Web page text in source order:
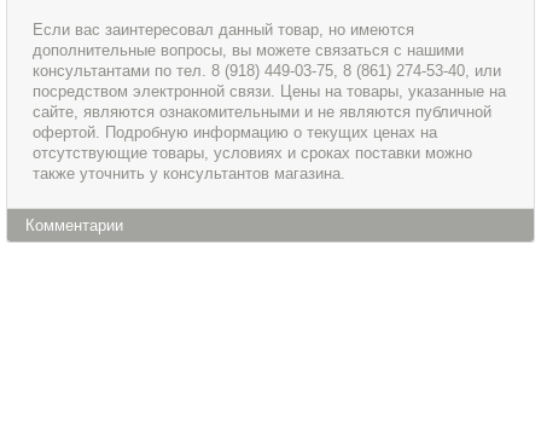
Если вас заинтересовал данный товар, но имеются
дополнительные вопросы, вы можете связаться с нашими
консультантами по тел. 8 (918) 449-03-75, 8 (861) 274-53-40, или
посредством электронной связи. Цены на товары, указанные на
сайте, являются ознакомительными и не являются публичной
офертой. Подробную информацию о текущих ценах на
отсутствующие товары, условиях и сроках поставки можно
также уточнить у консультантов магазина.
Комментарии